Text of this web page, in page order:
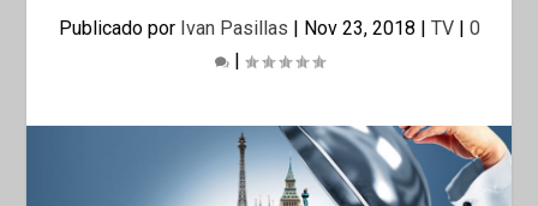
Publicado por Ivan Pasillas | Nov 23, 2018 | TV| 0
|